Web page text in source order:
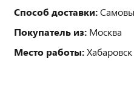
Способ доставки:
Покупатель из: Москва
Место работы:Хабаровск